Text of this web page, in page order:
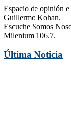
Espacio de opinión
Guillermo Kohan.
Escuche Somos
Milenium 106.7.
Última Noticia